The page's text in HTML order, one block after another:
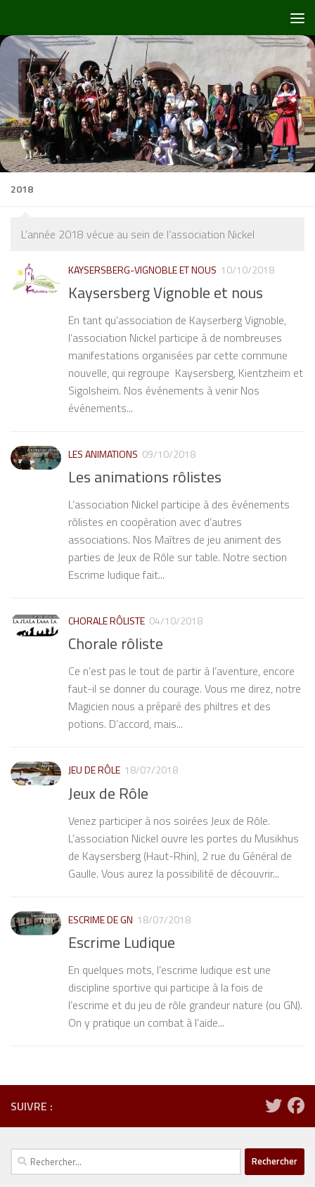
2018
L’année 2018 vécue au sein de l’association Nickel
KAYSERSBERG-VIGNOBLE ET NOUS 10/10/2018
Kaysersberg Vignoble et nous
En tant qu’association de Kayserberg Vignoble,
l’association Nickel participe à de nombreuses
manifestations organisées par cette commune
nouvelle, qui regroupe Kaysersberg, Kientzheim et
Sigolsheim. Nos événements à venir Nos
événements...
LES ANIMATIONS 09/10/2018
Les animations rôlistes
L’association Nickel participe à des événements
rôlistes en coopération avec d’autres
associations. Nos Maîtres de jeu animent des
parties de Jeux de Rôle sur table. Notre section
Escrime ludique fait...
CHORALE RÔLISTE 04/10/2018
Chorale rôliste
Ce n’est pas le tout de partir à l’aventure, encore
faut-il se donner du courage. Vous me direz, notre
Magicien nous a préparé des philtres et des
potions. D’accord, mais...
JEU DE RÔLE 18/07/2018
Jeux de Rôle
Venez participer à nos soirées Jeux de Rôle.
L’association Nickel ouvre les portes du Musikhus
de Kaysersberg (Haut-Rhin), 2 rue du Général de
Gaulle. Vous aurez la possibilité de découvrir...
ESCRIME DE GN 18/07/2018
Escrime Ludique
En quelques mots, l’escrime ludique est une
discipline sportive qui participe à la fois de
l’escrime et du jeu de rôle grandeur nature (ou GN).
On y pratique un combat à l’aide...
SUIVRE :
Rechercher :